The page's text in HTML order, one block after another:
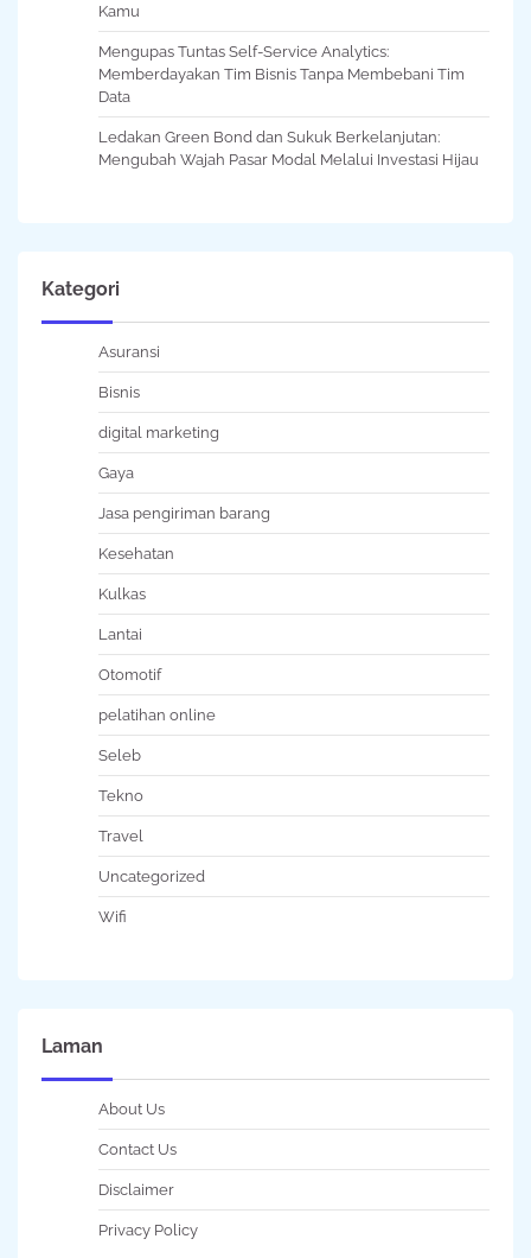
Kamu
Mengupas Tuntas Self-Service Analytics:
Memberdayakan Tim Bisnis Tanpa Membebani Tim
Data
Ledakan Green Bond dan Sukuk Berkelanjutan:
Mengubah Wajah Pasar Modal Melalui Investasi Hijau
Kategori
Asuransi
Bisnis
digital marketing
Gaya
Jasa pengiriman barang
Kesehatan
Kulkas
Lantai
Otomotif
pelatihan online
Seleb
Tekno
Travel
Uncategorized
Wifi
Laman
About Us
Contact Us
Disclaimer
Privacy Policy